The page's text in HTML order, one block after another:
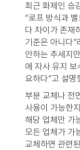
최근 화제인 승
“로프 방식과
다 차이가 존재
기준은 아니다”
안하는 추세지
에 자사 유지
요하다”고 설명
부분 교체나 전
사용이 가능한
해당 업체만 가
모든 업체가 가
교체하면 관련